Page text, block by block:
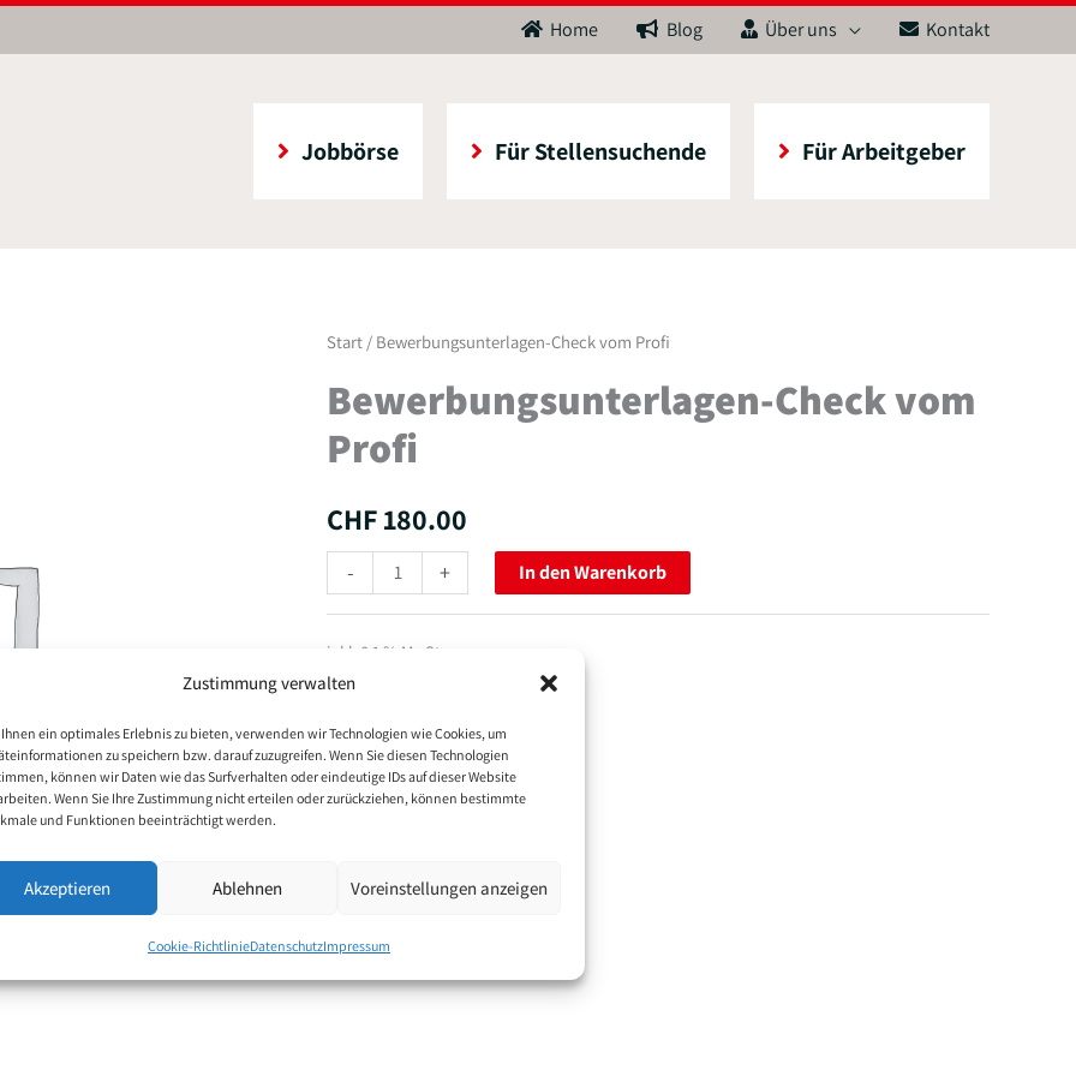
Zustimmung verwalten
ein optimales Erlebnis zu bieten, verwenden wir Technologien wie Cookies, um
zu speichern bzw. darauf zuzugreifen. Wenn Sie diesen Technologien
können wir Daten wie das Surfverhalten oder eindeutige IDs auf dieser Website
Wenn Sie Ihre Zustimmung nicht erteilen oder zurückziehen, können bestimmte
und Funktionen beeinträchtigt werden.
Akzeptieren Ablehnen Voreinstellungen anzeigen
Cookie-RichtlinieDatenschutzImpressum
Home Blog Über uns Kontakt
Jobbörse Für Stellensuchende Für Arbeitgeber
Start / Bewerbungsunterlagen-Check vom Profi
Bewerbungsunterlagen-Check vom
Profi
CHF180.00
-
Bewerbungsunterlagen-
vom
Profi
+ In den Warenkorb
inkl. 8.1 % MwSt.